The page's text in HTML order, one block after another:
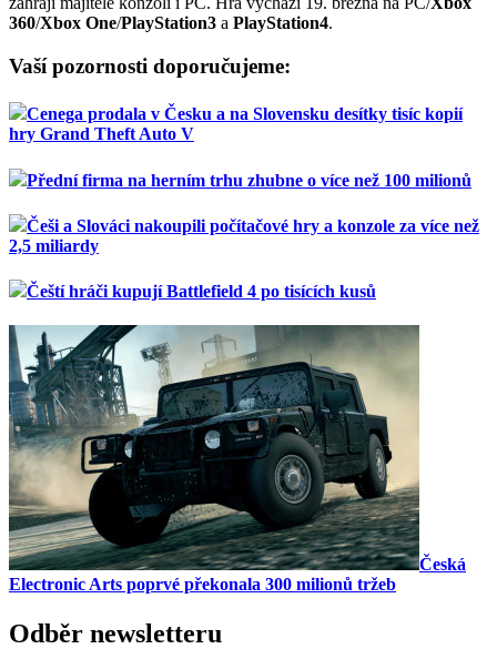
360/Xbox One/PlayStation3 a PlayStation4.
Vaší pozornosti doporučujeme:
Cenega prodala v Česku a na Slovensku desítky tisíc kopií
hry Grand Theft Auto V
Přední firma na herním trhu zhubne o více než 100 milionů
Češi a Slováci nakoupili počítačové hry a konzole za více než
2,5 miliardy
Čeští hráči kupují Battlefield 4 po tisících kusů
Česká
Electronic Arts poprvé překonala 300 milionů tržeb
Odběr newsletteru